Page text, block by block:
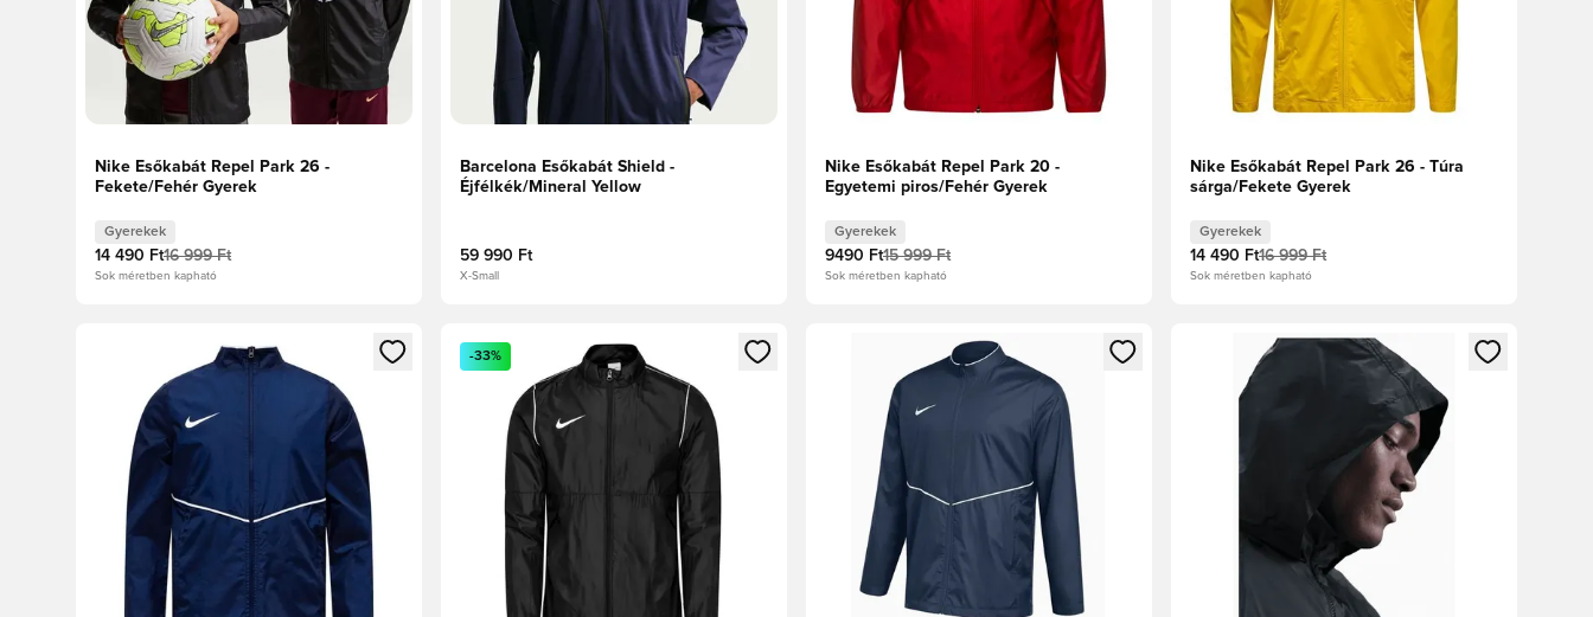
Nike Esőkabát Repel Park 26 -
Fekete/Fehér Gyerek
Gyerekek
14 490 Ft16 999 Ft
Sok méretben kapható
Barcelona Esőkabát Shield -
Éjfélkék/Mineral Yellow
59 990 Ft
X-Small
Nike Esőkabát Repel Park 20 -
Egyetemi piros/Fehér Gyerek
Gyerekek
9490 Ft15 999 Ft
Sok méretben kapható
Nike Esőkabát Repel Park 26 - Túra
sárga/Fekete Gyerek
Gyerekek
14 490 Ft16 999 Ft
Sok méretben kapható
Megnyit egy modált a bejelentkezéshez vagy a tagként való regisztrációhozMegnyit egy modált a bejelentkezéshez vagy a tagként való regisztrációhoz
-33%
Megnyit egy modált a bejelentkezéshez vagy a tagként való regisztrációhoz
Megnyit egy modált a bejelentkezéshez vagy a